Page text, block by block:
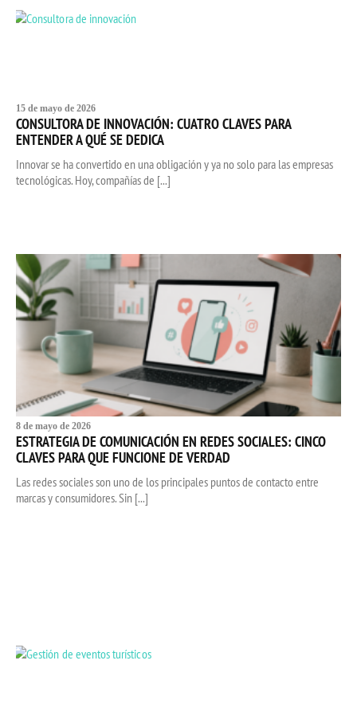
15 de mayo de 2026
CONSULTORA DE INNOVACIÓN: CUATRO CLAVES PARA
ENTENDER A QUÉ SE DEDICA
Innovar se ha convertido en una obligación y ya no solo para las empresas
tecnológicas. Hoy, compañías de [...]
8 de mayo de 2026
ESTRATEGIA DE COMUNICACIÓN EN REDES SOCIALES: CINCO
CLAVES PARA QUE FUNCIONE DE VERDAD
Las redes sociales son uno de los principales puntos de contacto entre
marcas y consumidores. Sin [...]